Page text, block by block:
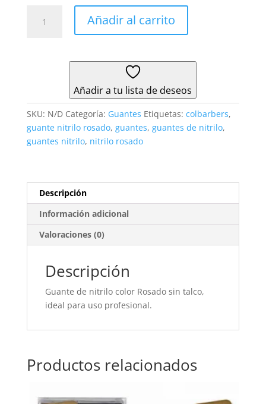
Añadir al carrito
Añadir a tu lista de deseos
SKU: N/D Categoría: Guantes Etiquetas: colbarbers,
guante nitrilo rosado, guantes, guantes de nitrilo,
guantes nitrilo, nitrilo rosado
Descripción
Información adicional
Valoraciones (0)
Descripción
Guante de nitrilo color Rosado sin talco,
ideal para uso profesional.
Productos relacionados